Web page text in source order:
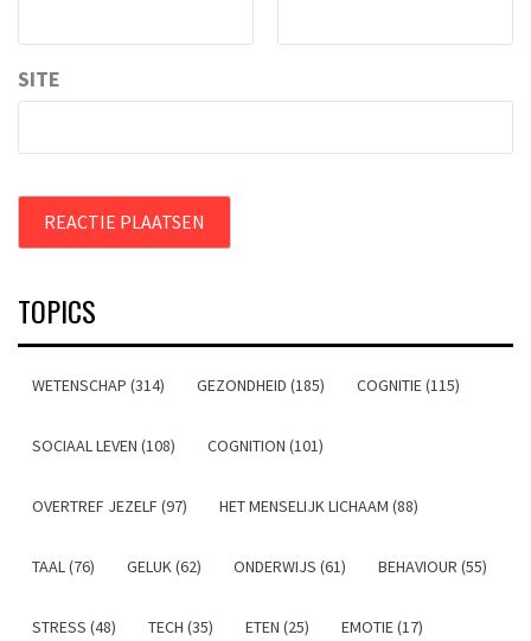
SITE
TOPICS
WETENSCHAP (314) GEZONDHEID (185) COGNITIE (115)
SOCIAAL LEVEN (108) COGNITION (101)
OVERTREF JEZELF (97) HET MENSELIJK LICHAAM (88)
TAAL (76) GELUK (62) ONDERWIJS (61) BEHAVIOUR (55)
STRESS (48) TECH (35) ETEN (25) EMOTIE (17)